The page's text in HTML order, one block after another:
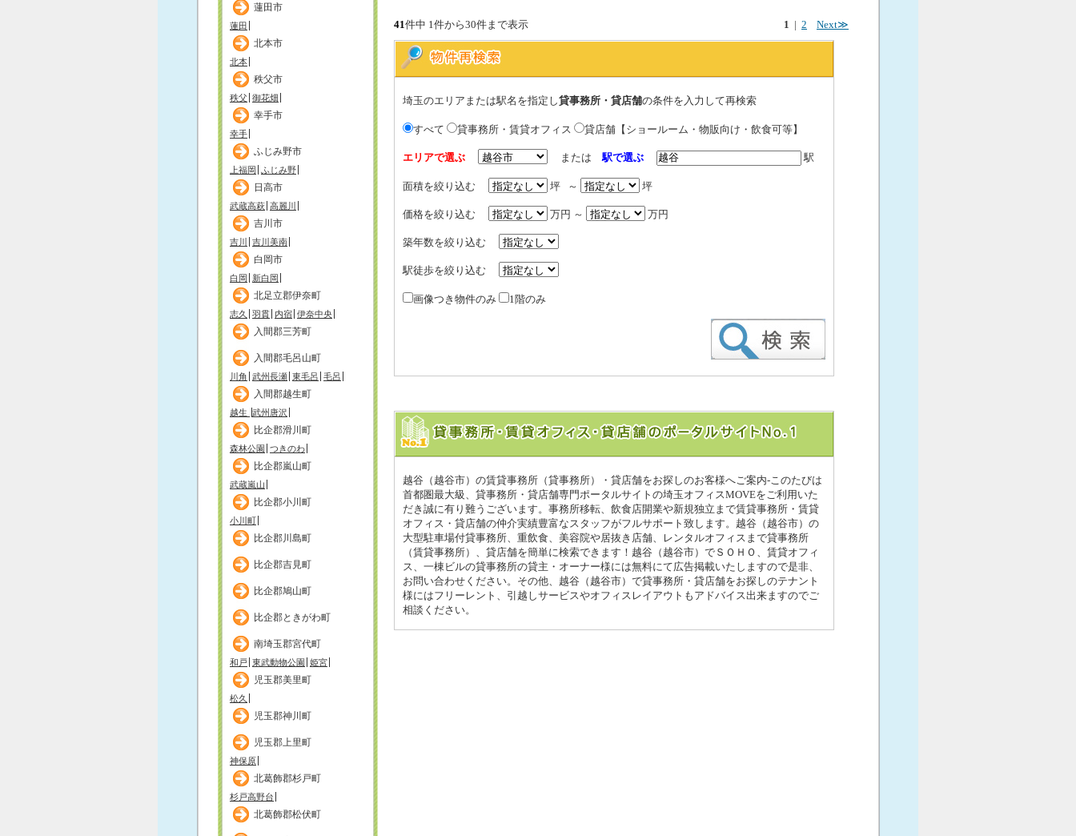
蓮田市
蓮田
北本市
北本
秩父市
秩父 御花畑
幸手市
幸手
ふじみ野市
上福岡 ふじみ野
日高市
武蔵高萩 高麗川
吉川市
吉川 吉川美南
白岡市
白岡 新白岡
北足立郡伊奈町
志久 羽貫 内宿 伊奈中央
入間郡三芳町
入間郡毛呂山町
川角 武州長瀬 東毛呂 毛呂
入間郡越生町
越生 武州唐沢
比企郡滑川町
森林公園 つきのわ
比企郡嵐山町
武蔵嵐山
比企郡小川町
小川町
比企郡川島町
比企郡吉見町
比企郡鳩山町
比企郡ときがわ町
南埼玉郡宮代町
和戸 東武動物公園 姫宮
児玉郡美里町
松久
児玉郡神川町
児玉郡上里町
神保原
北葛飾郡杉戸町
杉戸高野台
北葛飾郡松伏町
1 2 Next≫
41件中 1件から30件まで表示
埼玉のエリアまたは駅名を指定し貸事務所・貸店舗の条件を入力して再検索
すべて 貸事務所・賃貸オフィス 貸店舗【ショールーム・物販向け・飲食可等】
エリアで選ぶ または駅で選ぶ 駅
面積を絞り込む 坪 ～ 坪
価格を絞り込む 万円 ～ 万円
築年数を絞り込む
駅徒歩を絞り込む
画像つき物件のみ 1階のみ
越谷（越谷市）の賃貸事務所（貸事務所）・貸店舗をお探しのお客様へご案内-このたびは
首都圏最大級、貸事務所・貸店舗専門ポータルサイトの埼玉オフィスMOVEをご利用いた
だき誠に有り難うございます。事務所移転、飲食店開業や新規独立まで賃貸事務所・賃貸
オフィス・貸店舗の仲介実績豊富なスタッフがフルサポート致します。越谷（越谷市）の
大型駐車場付貸事務所、重飲食、美容院や居抜き店舗、レンタルオフィスまで貸事務所
（賃貸事務所）、貸店舗を簡単に検索できます！越谷（越谷市）でＳＯＨＯ、賃貸オフィ
ス、一棟ビルの貸事務所の貸主・オーナー様には無料にて広告掲載いたしますので是非、
お問い合わせください。その他、越谷（越谷市）で貸事務所・貸店舗をお探しのテナント
様にはフリーレント、引越しサービスやオフィスレイアウトもアドバイス出来ますのでご
相談ください。